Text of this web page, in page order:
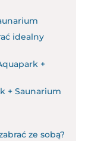
idealny
+
+ Saunarium
ze sobą?